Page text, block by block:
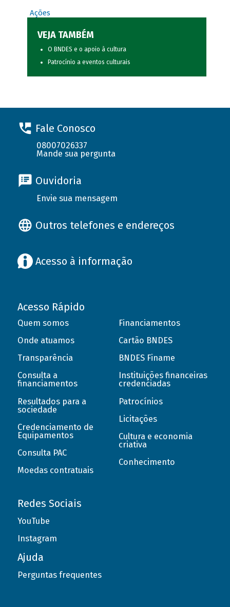
Ações
VEJA TAMBÉM
O BNDES e o apoio à cultura
Patrocínio a eventos culturais
Fale Conosco
08007026337
Mande sua pergunta
Ouvidoria
Envie sua mensagem
Outros telefones e endereços
Acesso à informação
Acesso Rápido
Quem somos
Onde atuamos
Transparência
Consulta a
financiamentos
Resultados para a
sociedade
Credenciamento de
Equipamentos
Consulta PAC
Moedas contratuais
Financiamentos
Cartão BNDES
BNDES Finame
Instituições financeiras
credenciadas
Patrocínios
Licitações
Cultura e economia
criativa
Conhecimento
Redes Sociais
YouTube
Instagram
Ajuda
Perguntas frequentes